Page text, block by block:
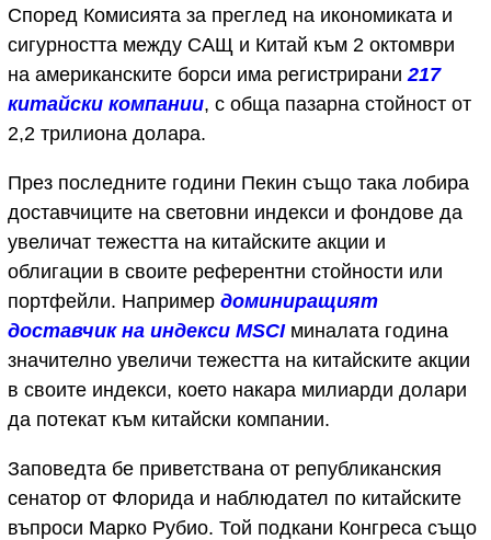
Според Комисията за преглед на икономиката и
сигурността между САЩ и Китай към 2 октомври
на американските борси има регистрирани 217
китайски компании, с обща пазарна стойност от
2,2 трилиона долара.
През последните години Пекин също така лобира
доставчиците на световни индекси и фондове да
увеличат тежестта на китайските акции и
облигации в своите референтни стойности или
портфейли. Например доминиращият
доставчик на индекси MSCIминалата година
значително увеличи тежестта на китайските акции
в своите индекси, което накара милиарди долари
да потекат към китайски компании.
Заповедта бе приветствана от републиканския
сенатор от Флорида и наблюдател по китайските
въпроси Марко Рубио. Той подкани Конгреса също